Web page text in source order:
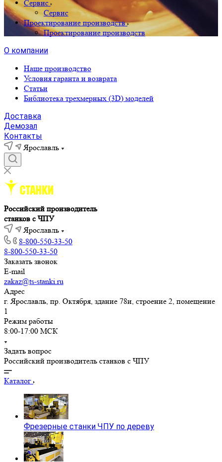
Сервис
Сервис
Проектирование производств
Проектирование производств
О компании
Наше производство
Условия гаранта и возврата
Статьи
Библиотека трехмерных (3D) моделей
Доставка
Демозал
Контакты
Ярославль
Российский производитель
станков с ЧПУ
Ярославль
8-800-550-33-50
8-800-550-33-50
Заказать звонок
E-mail
zakaz@ts-stanki.ru
Адрес
г. Ярославль, пр. Октября, здание 78и, строение 2, помещение
1
Режим работы
8:00-17:00 МСК
Задать вопрос
Российский производитель станков с ЧПУ
Каталог
Фрезерные станки ЧПУ по дереву